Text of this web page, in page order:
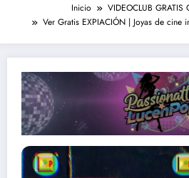
Inicio
VIDEOCLUB GRATIS
Ver Gratis EXPIACIÓN | Joyas de cine